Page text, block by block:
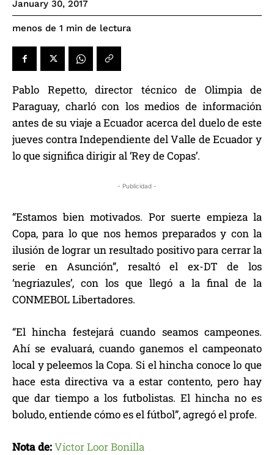
January 30, 2017
menos de 1 min de lectura
Pablo Repetto, director técnico de Olimpia de
Paraguay, charló con los medios de información
antes de su viaje a Ecuador acerca del duelo de este
jueves contra Independiente del Valle de Ecuador y
lo que significa dirigir al ‘Rey de Copas’.
- Publicidad -
“Estamos bien motivados. Por suerte empieza la
Copa, para lo que nos hemos preparados y con la
ilusión de lograr un resultado positivo para cerrar la
serie en Asunción”, resaltó el ex-DT de los
‘negriazules’, con los que llegó a la final de la
CONMEBOL Libertadores.
“El hincha festejará cuando seamos campeones.
Ahí se evaluará, cuando ganemos el campeonato
local y peleemos la Copa. Si el hincha conoce lo que
hace esta directiva va a estar contento, pero hay
que dar tiempo a los futbolistas. El hincha no es
boludo, entiende cómo es el fútbol”, agregó el profe.
Nota de:Víctor Loor Bonilla